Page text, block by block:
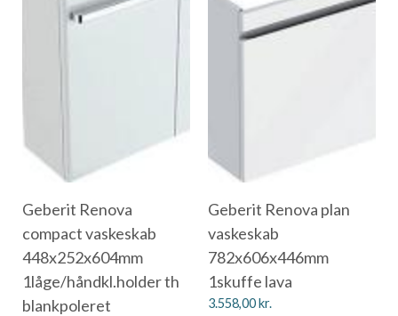
Geberit Renova
compact vaskeskab
448x252x604mm
1låge/håndkl.holder th
blankpoleret
Geberit Renova plan
vaskeskab
782x606x446mm
1skuffe lava
3.558,00kr.